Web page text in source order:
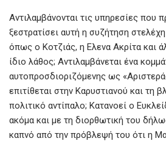
Αντιλαμβάνονται τις υπηρεσίες που
ξεστρατίσει αυτή η συζήτηση
όπως ο Κοτζιάς, η Ελενα Ακρίτα και
ίδιο λάθος; Αντιλαμβάνεται ένα
αυτοπροσδιοριζόμενης ως
επιτίθεται στην Καρυστιανού και τη
πολιτικό αντίπαλο; Κατανοεί ο
ακόμα και με τη διορθωτική του
καπνό από την πρόβλεψή του ότι η